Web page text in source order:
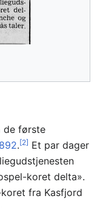
de første
.[2] Et par dager
koret delta».
fra Kasfjord